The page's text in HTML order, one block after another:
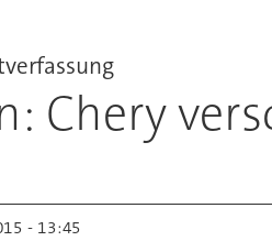
Chery
- 13:45